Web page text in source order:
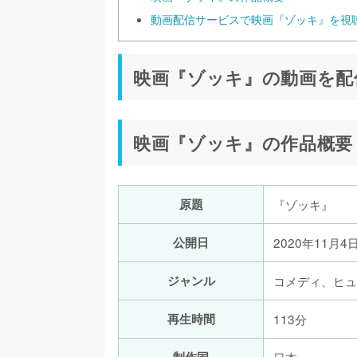
動画配信サービスで映画『ゾッキ』を視
映画『ゾッキ』の動画を
映画『ゾッキ』の作品概要
原題 『ゾッキ』
公開日 2020年11月4
ジャンル コメディ、ヒ
再生時間 113分